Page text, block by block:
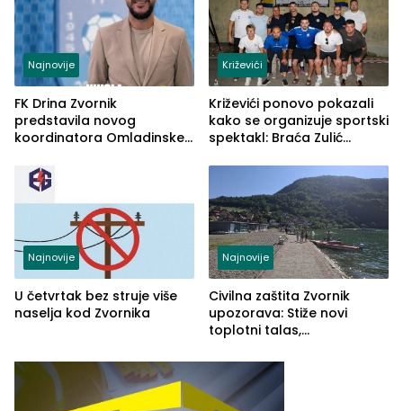
Najnovije
FK Drina Zvornik
predstavila novog
koordinatora Omladinske
Križevići
Križevići ponovo pokazali
kako se organizuje sportski
spektakl: Braća Zulić
Najnovije
U četvrtak bez struje više
naselja kod Zvornika
Najnovije
Civilna zaštita Zvornik
upozorava: Stiže novi
toplotni talas,